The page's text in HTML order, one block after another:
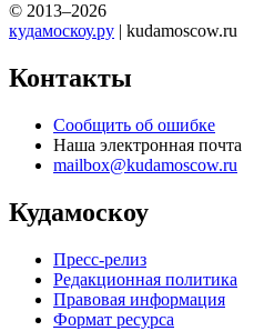
© 2013–2026
кудамоскоу.ру | kudamoscow.ru
Контакты
Сообщить об ошибке
Наша электронная почта
mailbox@kudamoscow.ru
Кудамоскоу
Пресс-релиз
Редакционная политика
Правовая информация
Формат ресурса